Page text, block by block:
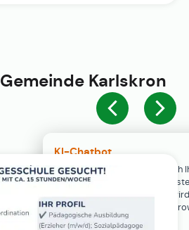
KI-Chatbot
Der KI-Chatbot steht erst nach
Einwilligung in den Cookie-
Verfügung. Der Chat-Verlauf
ausschließlich lokal in Ihrem
gespeichert.
Gemeinde Karlskron